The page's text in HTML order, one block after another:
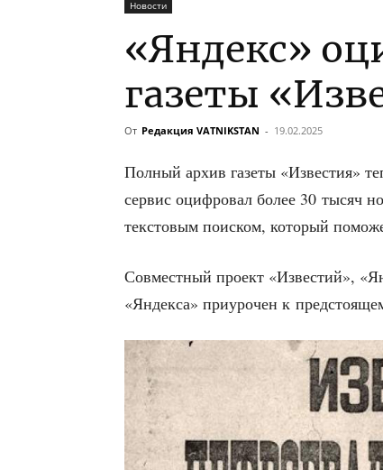
Новости
«Яндекс»
газеты
От Редакция VATNIKSTAN - 19.02.2025
Пол­ный архив газе­ты «Изве­стия»
сер­вис оциф­ро­вал более 30 тысяч
тек­сто­вым поис­ком, кото­рый
Сов­мест­ный про­ект «Изве­стий»,
«Яндек­са» при­уро­чен к